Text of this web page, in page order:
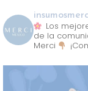
Los
de la
Merci